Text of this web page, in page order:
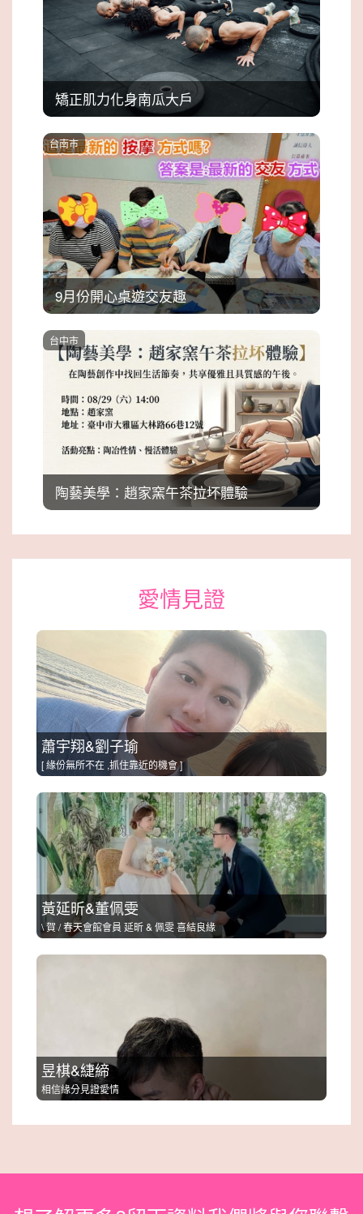
矯正肌力化身南瓜大戶
9月份開心桌遊交友趣
台南市
陶藝美學：趙家窯午茶拉坏體驗
台中市
愛情見證
蕭宇翔&劉子瑜
[ 緣份無所不在 ,抓住靠近的機會 ]
黃延昕&董佩雯
\ 賀 / 春天會館會員 延昕 & 佩雯 喜結良緣
昱棋&緁締
相信緣分見證愛情